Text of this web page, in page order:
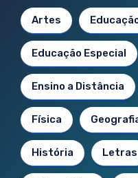
Artes
Educação Especial
Ensino a Distância
Física
História Letras